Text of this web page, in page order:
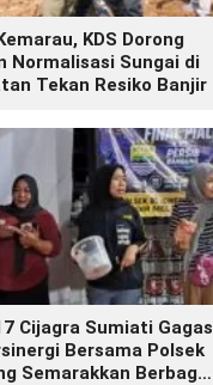
KDS Dorong
Normalisasi Sungai di
Tekan Resiko Banjir
Cijagra Sumiati Gagas
Bersama Polsek
Semarakkan Berbagi